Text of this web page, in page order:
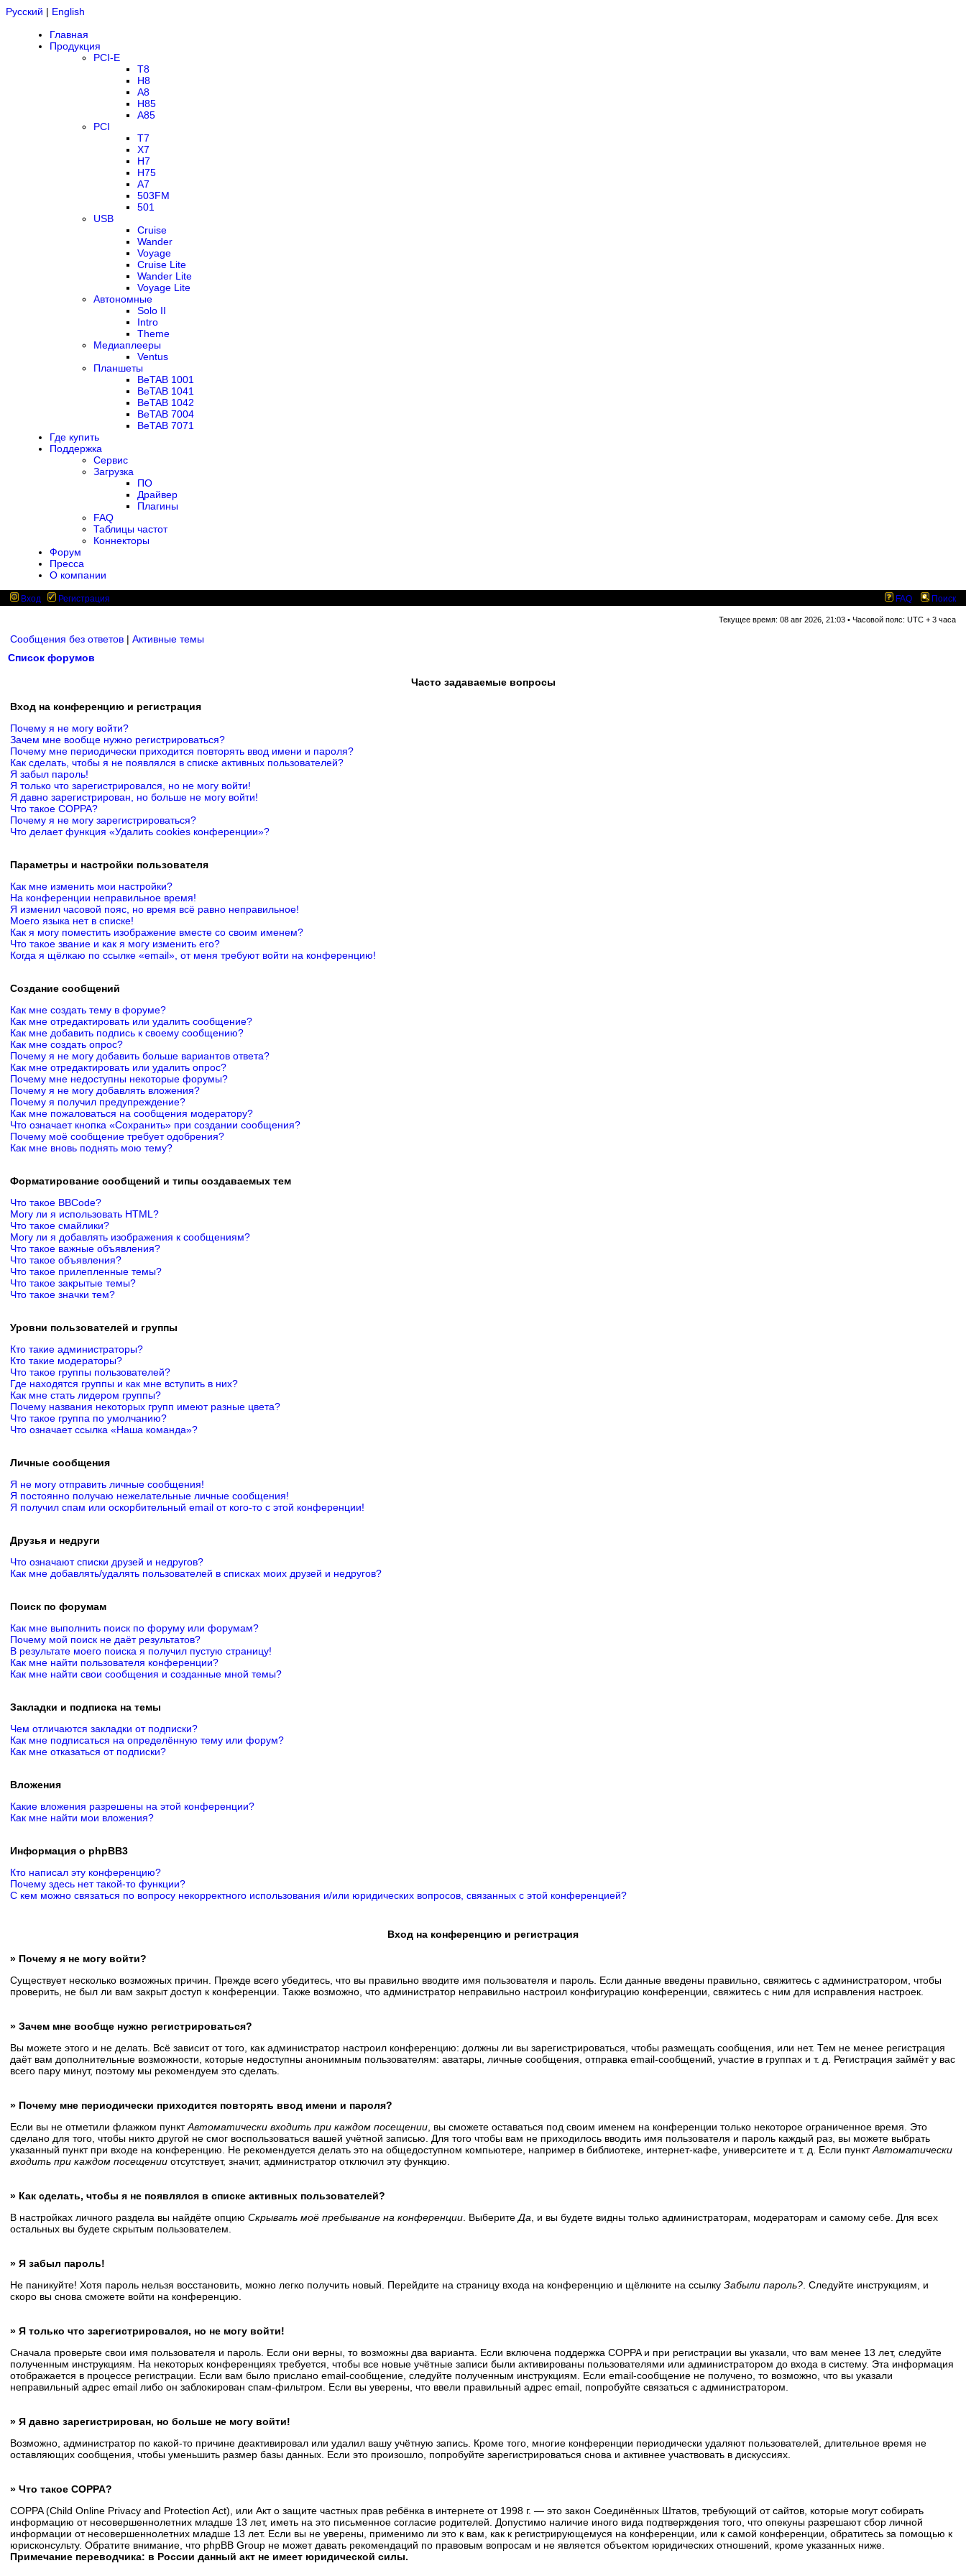
Русский | English
Главная
Продукция
PCI-E
T8
H8
A8
H85
A85
PCI
T7
X7
H7
H75
A7
503FM
501
USB
Cruise
Wander
Voyage
Cruise Lite
Wander Lite
Voyage Lite
Автономные
Solo II
Intro
Theme
Медиаплееры
Ventus
Планшеты
BeTAB 1001
BeTAB 1041
BeTAB 1042
BeTAB 7004
BeTAB 7071
Где купить
Поддержка
Сервис
Загрузка
ПО
Драйвер
Плагины
FAQ
Таблицы частот
Коннекторы
Форум
Пресса
О компании
Вход Регистрация FAQ Поиск
Текущее время: 08 авг 2026, 21:03 • Часовой пояс: UTC + 3 часа
Сообщения без ответов | Активные темы
Список форумов
Часто задаваемые вопросы
Вход на конференцию и регистрация
Почему я не могу войти?
Зачем мне вообще нужно регистрироваться?
Почему мне периодически приходится повторять ввод имени и пароля?
Как сделать, чтобы я не появлялся в списке активных пользователей?
Я забыл пароль!
Я только что зарегистрировался, но не могу войти!
Я давно зарегистрирован, но больше не могу войти!
Что такое COPPA?
Почему я не могу зарегистрироваться?
Что делает функция «Удалить cookies конференции»?
Параметры и настройки пользователя
Как мне изменить мои настройки?
На конференции неправильное время!
Я изменил часовой пояс, но время всё равно неправильное!
Моего языка нет в списке!
Как я могу поместить изображение вместе со своим именем?
Что такое звание и как я могу изменить его?
Когда я щёлкаю по ссылке «email», от меня требуют войти на конференцию!
Создание сообщений
Как мне создать тему в форуме?
Как мне отредактировать или удалить сообщение?
Как мне добавить подпись к своему сообщению?
Как мне создать опрос?
Почему я не могу добавить больше вариантов ответа?
Как мне отредактировать или удалить опрос?
Почему мне недоступны некоторые форумы?
Почему я не могу добавлять вложения?
Почему я получил предупреждение?
Как мне пожаловаться на сообщения модератору?
Что означает кнопка «Сохранить» при создании сообщения?
Почему моё сообщение требует одобрения?
Как мне вновь поднять мою тему?
Форматирование сообщений и типы создаваемых тем
Что такое BBCode?
Могу ли я использовать HTML?
Что такое смайлики?
Могу ли я добавлять изображения к сообщениям?
Что такое важные объявления?
Что такое объявления?
Что такое прилепленные темы?
Что такое закрытые темы?
Что такое значки тем?
Уровни пользователей и группы
Кто такие администраторы?
Кто такие модераторы?
Что такое группы пользователей?
Где находятся группы и как мне вступить в них?
Как мне стать лидером группы?
Почему названия некоторых групп имеют разные цвета?
Что такое группа по умолчанию?
Что означает ссылка «Наша команда»?
Личные сообщения
Я не могу отправить личные сообщения!
Я постоянно получаю нежелательные личные сообщения!
Я получил спам или оскорбительный email от кого-то с этой конференции!
Друзья и недруги
Что означают списки друзей и недругов?
Как мне добавлять/удалять пользователей в списках моих друзей и недругов?
Поиск по форумам
Как мне выполнить поиск по форуму или форумам?
Почему мой поиск не даёт результатов?
В результате моего поиска я получил пустую страницу!
Как мне найти пользователя конференции?
Как мне найти свои сообщения и созданные мной темы?
Закладки и подписка на темы
Чем отличаются закладки от подписки?
Как мне подписаться на определённую тему или форум?
Как мне отказаться от подписки?
Вложения
Какие вложения разрешены на этой конференции?
Как мне найти мои вложения?
Информация о phpBB3
Кто написал эту конференцию?
Почему здесь нет такой-то функции?
С кем можно связаться по вопросу некорректного использования и/или юридических вопросов, связанных с этой конференцией?
Вход на конференцию и регистрация
» Почему я не могу войти?
Существует несколько возможных причин. Прежде всего убедитесь, что вы правильно вводите имя пользователя и пароль. Если данные введены правильно, свяжитесь с администратором, чтобы
проверить, не был ли вам закрыт доступ к конференции. Также возможно, что администратор неправильно настроил конфигурацию конференции, свяжитесь с ним для исправления настроек.
» Зачем мне вообще нужно регистрироваться?
Вы можете этого и не делать. Всё зависит от того, как администратор настроил конференцию: должны ли вы зарегистрироваться, чтобы размещать сообщения, или нет. Тем не менее регистрация
даёт вам дополнительные возможности, которые недоступны анонимным пользователям: аватары, личные сообщения, отправка email-сообщений, участие в группах и т. д. Регистрация займёт у вас
всего пару минут, поэтому мы рекомендуем это сделать.
» Почему мне периодически приходится повторять ввод имени и пароля?
Если вы не отметили флажком пунктАвтоматически входить при каждом посещении , вы сможете оставаться под своим именем на конференции только некоторое ограниченное время. Это
сделано для того, чтобы никто другой не смог воспользоваться вашей учётной записью. Для того чтобы вам не приходилось вводить имя пользователя и пароль каждый раз, вы можете выбрать
указанный пункт при входе на конференцию. Не рекомендуется делать это на общедоступном компьютере, например в библиотеке, интернет-кафе, университете и т. д. Если пунктАвтоматически
входить при каждом посещении отсутствует, значит, администратор отключил эту функцию.
» Как сделать, чтобы я не появлялся в списке активных пользователей?
В настройках личного раздела вы найдёте опцию Скрывать моё пребывание на конференции . Выберите Да , и вы будете видны только администраторам, модераторам и самому себе. Для всех
остальных вы будете скрытым пользователем.
» Я забыл пароль!
Не паникуйте! Хотя пароль нельзя восстановить, можно легко получить новый. Перейдите на страницу входа на конференцию и щёлкните на ссылку Забыли пароль? . Следуйте инструкциям, и
скоро вы снова сможете войти на конференцию.
» Я только что зарегистрировался, но не могу войти!
Сначала проверьте свои имя пользователя и пароль. Если они верны, то возможны два варианта. Если включена поддержка COPPA и при регистрации вы указали, что вам менее 13 лет, следуйте
полученным инструкциям. На некоторых конференциях требуется, чтобы все новые учётные записи были активированы пользователями или администратором до входа в систему. Эта информация
отображается в процессе регистрации. Если вам было прислано email-сообщение, следуйте полученным инструкциям. Если email-сообщение не получено, то возможно, что вы указали
неправильный адрес email либо он заблокирован спам-фильтром. Если вы уверены, что ввели правильный адрес email, попробуйте связаться с администратором.
» Я давно зарегистрирован, но больше не могу войти!
Возможно, администратор по какой-то причине деактивировал или удалил вашу учётную запись. Кроме того, многие конференции периодически удаляют пользователей, длительное время не
оставляющих сообщения, чтобы уменьшить размер базы данных. Если это произошло, попробуйте зарегистрироваться снова и активнее участвовать в дискуссиях.
» Что такое COPPA?
COPPA (Child Online Privacy and Protection Act), или Акт о защите частных прав ребёнка в интернете от 1998 г. — это закон Соединённых Штатов, требующий от сайтов, которые могут собирать
информацию от несовершеннолетних младше 13 лет, иметь на это письменное согласие родителей. Допустимо наличие иного вида подтверждения того, что опекуны разрешают сбор личной
информации от несовершеннолетних младше 13 лет. Если вы не уверены, применимо ли это к вам, как к регистрирующемуся на конференции, или к самой конференции, обратитесь за помощью к
юрисконсульту. Обратите внимание, что phpBB Group не может давать рекомендаций по правовым вопросам и не является объектом юридических отношений, кроме указанных ниже.
Примечание переводчика: в России данный акт не имеет юридической силы.